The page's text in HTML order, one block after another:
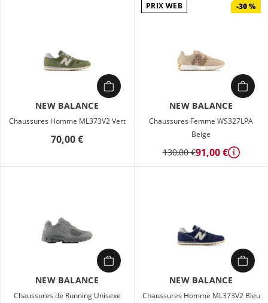
NEW BALANCE
Chaussures Homme ML373V2 Vert
70,00 €
PRIX WEB -30 %
NEW BALANCE
Chaussures Femme WS327LPA
Beige
130,00 €91,00 € Détails
NEW BALANCE
Chaussures de Running Unisexe
NEW BALANCE
Chaussures Homme ML373V2 Bleu